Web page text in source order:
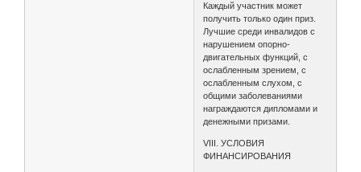
Каждый участник может
получить только один приз.
Лучшие среди инвалидов с
нарушением опорно-
двигательных функций, с
ослабленным зрением, с
ослабленным слухом, с
общими заболеваниями
награждаются дипломами и
денежными призами.
VIII. УСЛОВИЯ
ФИНАНСИРОВАНИЯ